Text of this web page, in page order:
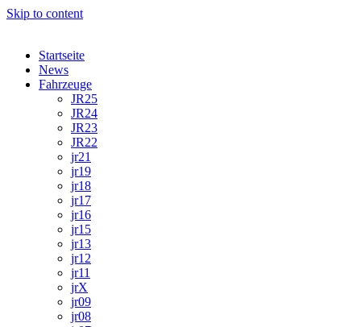
Skip to content
Startseite
News
Fahrzeuge
JR25
JR24
JR23
JR22
jr21
jr19
jr18
jr17
jr16
jr15
jr13
jr12
jr11
jrX
jr09
jr08